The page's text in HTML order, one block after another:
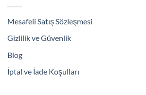
Mesafeli Satış Sözleşmesi
Gizlilik ve Güvenlik
Blog
İptal ve İade Koşulları